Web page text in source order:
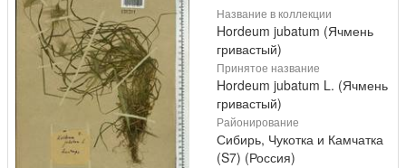
Название в коллекции
Hordeum jubatum (Ячмень
гривастый)
Принятое название
Hordeum jubatum L. (Ячмень
гривастый)
Районирование
Сибирь, Чукотка и Камчатка
(S7) (Россия)